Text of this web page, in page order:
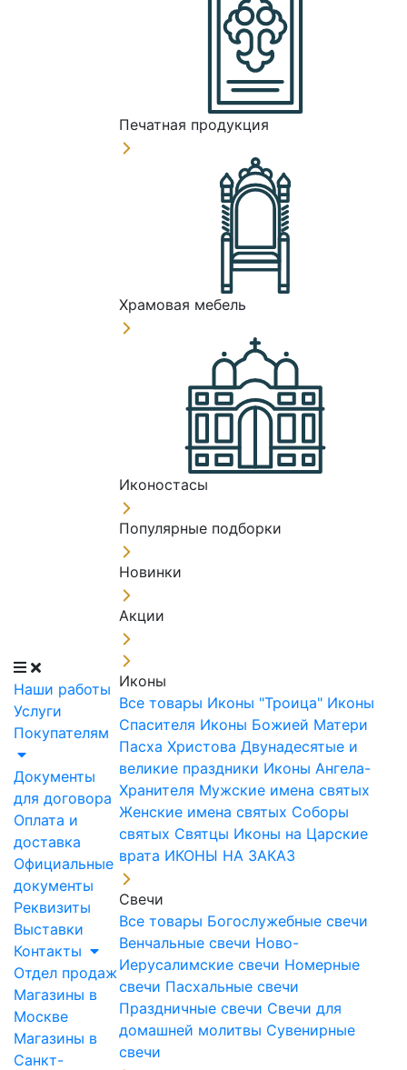
Наши работы
Услуги
Покупателям
Документы
для договора
Оплата и
доставка
Официальные
документы
Реквизиты
Выставки
Контакты
Отдел продаж
Магазины в
Москве
Магазины в
Санкт-
Печатная продукция
Храмовая мебель
Иконостасы
Популярные подборки
Новинки
Акции
Иконы
Все товары Иконы "Троица" Иконы
Спасителя Иконы Божией Матери
Пасха Христова Двунадесятые и
великие праздники Иконы Ангела-
Хранителя Мужские имена святых
Женские имена святых Соборы
святых Святцы Иконы на Царские
врата ИКОНЫ НА ЗАКАЗ
Свечи
Все товары Богослужебные свечи
Венчальные свечи Ново-
Иерусалимские свечи Номерные
свечи Пасхальные свечи
Праздничные свечи Свечи для
домашней молитвы Сувенирные
свечи